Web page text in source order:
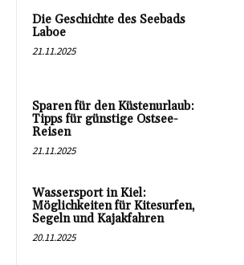
Die Geschichte des Seebads
Laboe
21.11.2025
Sparen für den Küstenurlaub:
Tipps für günstige Ostsee-
Reisen
21.11.2025
Wassersport in Kiel:
Möglichkeiten für Kitesurfen,
Segeln und Kajakfahren
20.11.2025